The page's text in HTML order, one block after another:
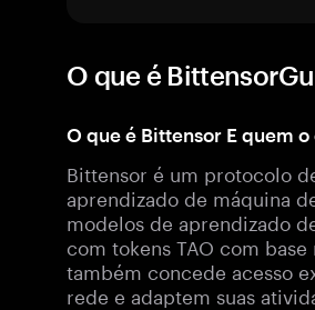
O que é
O que é Bittensor E quem o
Bittensor é um protocolo
aprendizado de máquina
modelos de aprendizado
com tokens TAO com
também concede acesso
rede e adaptem suas